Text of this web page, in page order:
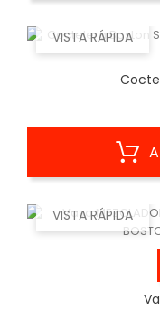
VISTA RÁPIDA
VISTA RÁPIDA